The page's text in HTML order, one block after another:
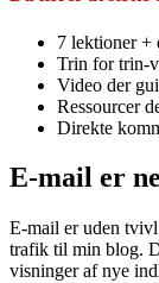
7 lektioner +
Trin for trin-
Video der
Ressourcer
Direkte
E-mail er
E-mail er uden tvivl
trafik til min blog.
visninger af nye